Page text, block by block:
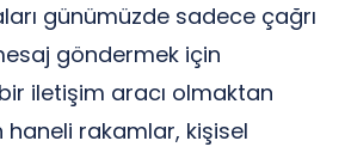
günümüzde sadece çağrı
göndermek için
iletişim aracı olmaktan
haneli rakamlar, kişisel